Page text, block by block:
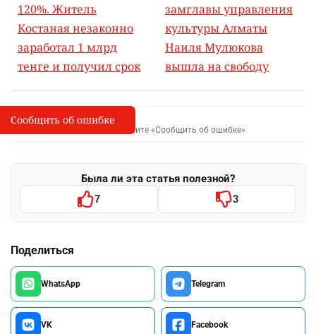
120%. Житель
Костаная незаконно
заработал 1 млрд
тенге и получил срок
замглавы управления
культуры Алматы
Наиля Мулюкова
вышла на свободу
I
Сообщить об опечатке
Выделите фрагмент и нажмите «Сообщить об ошибке»
Была ли эта статья полезной?
7 3
Поделиться
WhatsApp Telegram
VK Facebook
Сообщить об ошибке